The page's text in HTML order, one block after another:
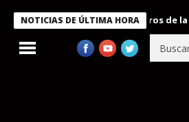
NOTICIAS DE ÚLTIMA HORA
condecora a miembros de la